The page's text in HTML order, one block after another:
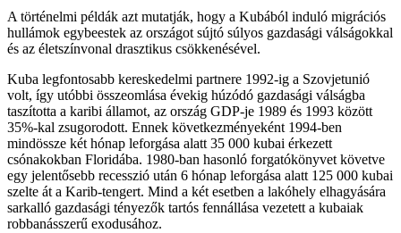
A történelmi példák azt mutatják, hogy a Kubából induló migrációs
hullámok egybeestek az országot sújtó súlyos gazdasági válságokkal
és az életszínvonal drasztikus csökkenésével.
Kuba legfontosabb kereskedelmi partnere 1992-ig a Szovjetunió
volt, így utóbbi összeomlása évekig húzódó gazdasági válságba
taszította a karibi államot, az ország GDP-je 1989 és 1993 között
35%-kal zsugorodott. Ennek következményeként 1994-ben
mindössze két hónap leforgása alatt 35 000 kubai érkezett
csónakokban Floridába. 1980-ban hasonló forgatókönyvet követve
egy jelentősebb recesszió után 6 hónap leforgása alatt 125 000 kubai
szelte át a Karib-tengert. Mind a két esetben a lakóhely elhagyására
sarkalló gazdasági tényezők tartós fennállása vezetett a kubaiak
robbanásszerű exodusához.